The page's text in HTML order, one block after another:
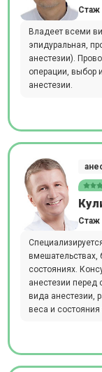
Стаж
Владеет всеми
эпидуральная,
анестезии).
операции, выбор
анестезии.
Стаж
вмешательствах,
состояниях.
анестезии перед
вида анестезии,
веса и состояния